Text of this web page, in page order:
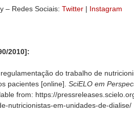
– Redes Sociais: Twitter | Instagram
2010]:
do trabalho de
pacientes [online]. SciELO em
from: https://
nutricionistas-em-unidades-de-dialise/